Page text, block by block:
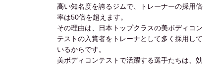
高い知名度を誇るジムで、トレーナーの採用倍
率は50倍を超えます。
その理由は、日本トップクラスの美ボディコン
テストの入賞者をトレーナとして多く採用して
いるからです。
美ボディコンテストで活躍する選手たちは、効